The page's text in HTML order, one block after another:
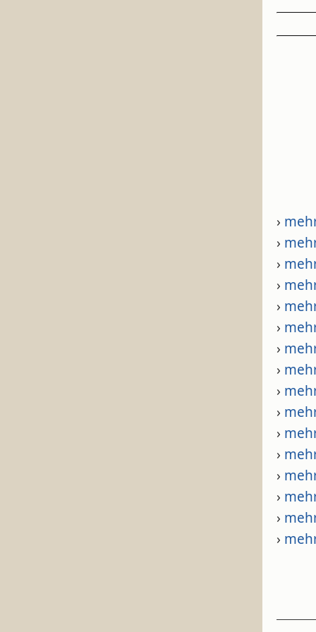
›
›
›
›
›
›
›
›
›
›
›
›
›
›
›
›